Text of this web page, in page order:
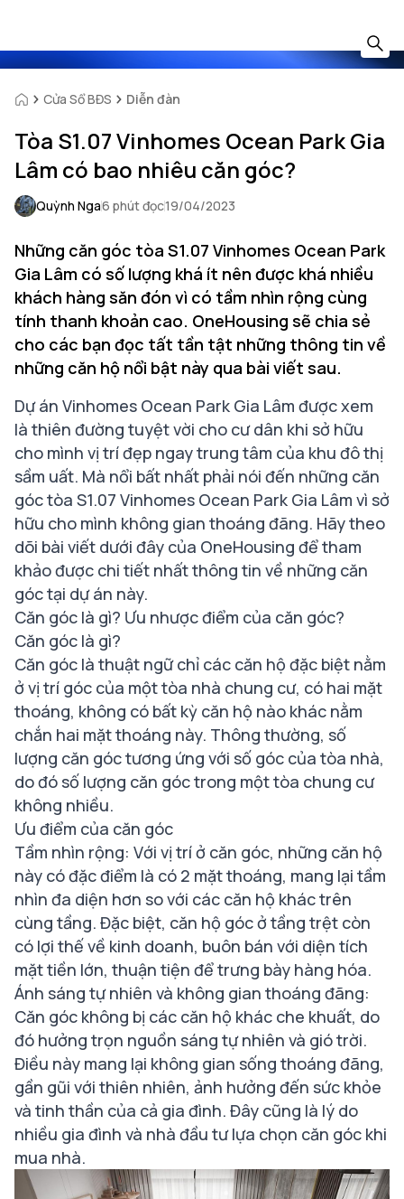
Cửa Sổ BĐS Diễn đàn
Tòa S1.07 Vinhomes Ocean Park Gia
Lâm có bao nhiêu căn góc?
Quỳnh Nga6 phút đọc19/04/2023
Những căn góc tòa S1.07 Vinhomes Ocean Park
Gia Lâm có số lượng khá ít nên được khá nhiều
khách hàng săn đón vì có tầm nhìn rộng cùng
tính thanh khoản cao. OneHousing sẽ chia sẻ
cho các bạn đọc tất tần tật những thông tin về
những căn hộ nổi bật này qua bài viết sau.
Dự án Vinhomes Ocean Park Gia Lâm được xem
là thiên đường tuyệt vời cho cư dân khi sở hữu
cho mình vị trí đẹp ngay trung tâm của khu đô thị
sầm uất. Mà nổi bất nhất phải nói đến những căn
góc tòa S1.07 Vinhomes Ocean Park Gia Lâm vì sở
hữu cho mình không gian thoáng đãng. Hãy theo
dõi bài viết dưới đây của OneHousing để tham
khảo được chi tiết nhất thông tin về những căn
góc tại dự án này.
Căn góc là gì? Ưu nhược điểm của căn góc?
Căn góc là gì?
Căn góc là thuật ngữ chỉ các căn hộ đặc biệt nằm
ở vị trí góc của một tòa nhà chung cư, có hai mặt
thoáng, không có bất kỳ căn hộ nào khác nằm
chắn hai mặt thoáng này. Thông thường, số
lượng căn góc tương ứng với số góc của tòa nhà,
do đó số lượng căn góc trong một tòa chung cư
không nhiều.
Ưu điểm của căn góc
Tầm nhìn rộng: Với vị trí ở căn góc, những căn hộ
này có đặc điểm là có 2 mặt thoáng, mang lại tầm
nhìn đa diện hơn so với các căn hộ khác trên
cùng tầng. Đặc biệt, căn hộ góc ở tầng trệt còn
có lợi thế về kinh doanh, buôn bán với diện tích
mặt tiền lớn, thuận tiện để trưng bày hàng hóa.
Ánh sáng tự nhiên và không gian thoáng đãng:
Căn góc không bị các căn hộ khác che khuất, do
đó hưởng trọn nguồn sáng tự nhiên và gió trời.
Điều này mang lại không gian sống thoáng đãng,
gần gũi với thiên nhiên, ảnh hưởng đến sức khỏe
và tinh thần của cả gia đình. Đây cũng là lý do
nhiều gia đình và nhà đầu tư lựa chọn căn góc khi
mua nhà.